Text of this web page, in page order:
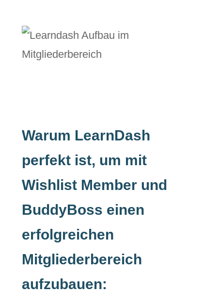
Warum LearnDash
perfekt ist, um mit
Wishlist Member und
BuddyBoss einen
erfolgreichen
Mitgliederbereich
aufzubauen: